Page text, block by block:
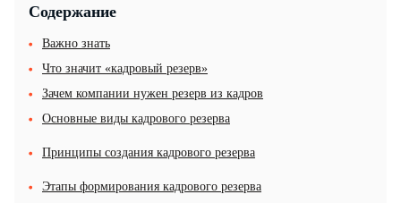
Содержание
Важно знать
Что значит «кадровый резерв»
Зачем компании нужен резерв из кадров
Основные виды кадрового резерва
Принципы создания кадрового резерва
Этапы формирования кадрового резерва